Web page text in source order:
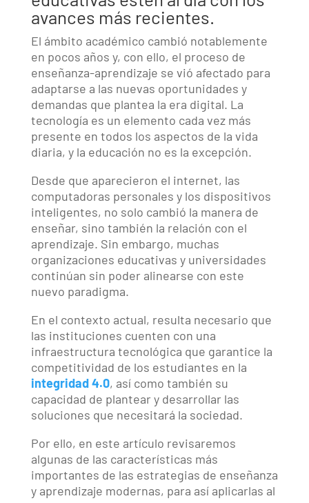
avances más recientes.
El ámbito académico cambió notablemente
en pocos años y, con ello, el proceso de
enseñanza-aprendizaje se vió afectado para
adaptarse a las nuevas oportunidades y
demandas que plantea la era digital. La
tecnología es un elemento cada vez más
presente en todos los aspectos de la vida
diaria, y la educación no es la excepción.
Desde que aparecieron el internet, las
computadoras personales y los dispositivos
inteligentes, no solo cambió la manera de
enseñar, sino también la relación con el
aprendizaje. Sin embargo, muchas
organizaciones educativas y universidades
continúan sin poder alinearse con este
nuevo paradigma.
En el contexto actual, resulta necesario que
las instituciones cuenten con una
infraestructura tecnológica que garantice la
competitividad de los estudiantes en la
integridad 4.0, así como también su
capacidad de plantear y desarrollar las
soluciones que necesitará la sociedad.
Por ello, en este artículo revisaremos
algunas de las características más
importantes de las estrategias de enseñanza
y aprendizaje modernas, para así aplicarlas al